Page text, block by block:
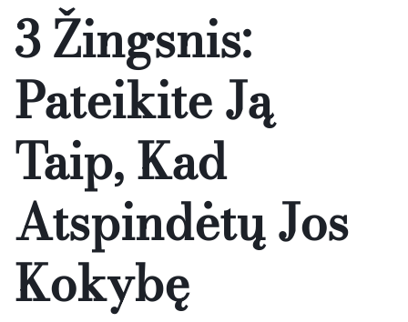
3 Žingsnis:
Pateikite Ją
Taip, Kad
Atspindėtų Jos
Kokybę